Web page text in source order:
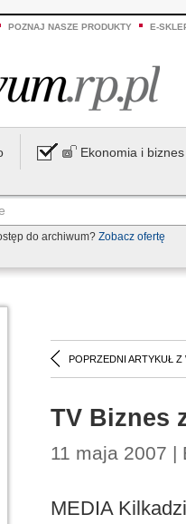
POZNAJ NASZE PRODUKTY E-
Ekonomia i biznes
do archiwum? Zobacz ofertę
POPRZEDNI ARTYKUŁ Z
TV Biznes
11 maja 2007 |
MEDIA